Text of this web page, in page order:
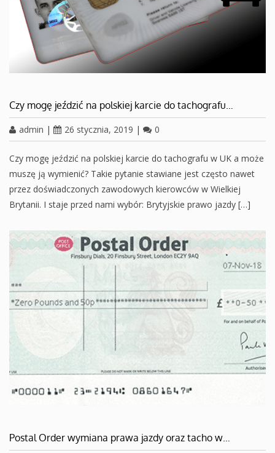
Czy mogę jeździć na polskiej karcie do tachografu…
admin | 26 stycznia, 2019 | 0
Czy mogę jeździć na polskiej karcie do tachografu w UK a może
muszę ją wymienić? Takie pytanie stawiane jest często nawet
przez doświadczonych zawodowych kierowców w Wielkiej
Brytanii. I staje przed nami wybór: Brytyjskie prawo jazdy […]
Postal Order wymiana prawa jazdy oraz tacho w…